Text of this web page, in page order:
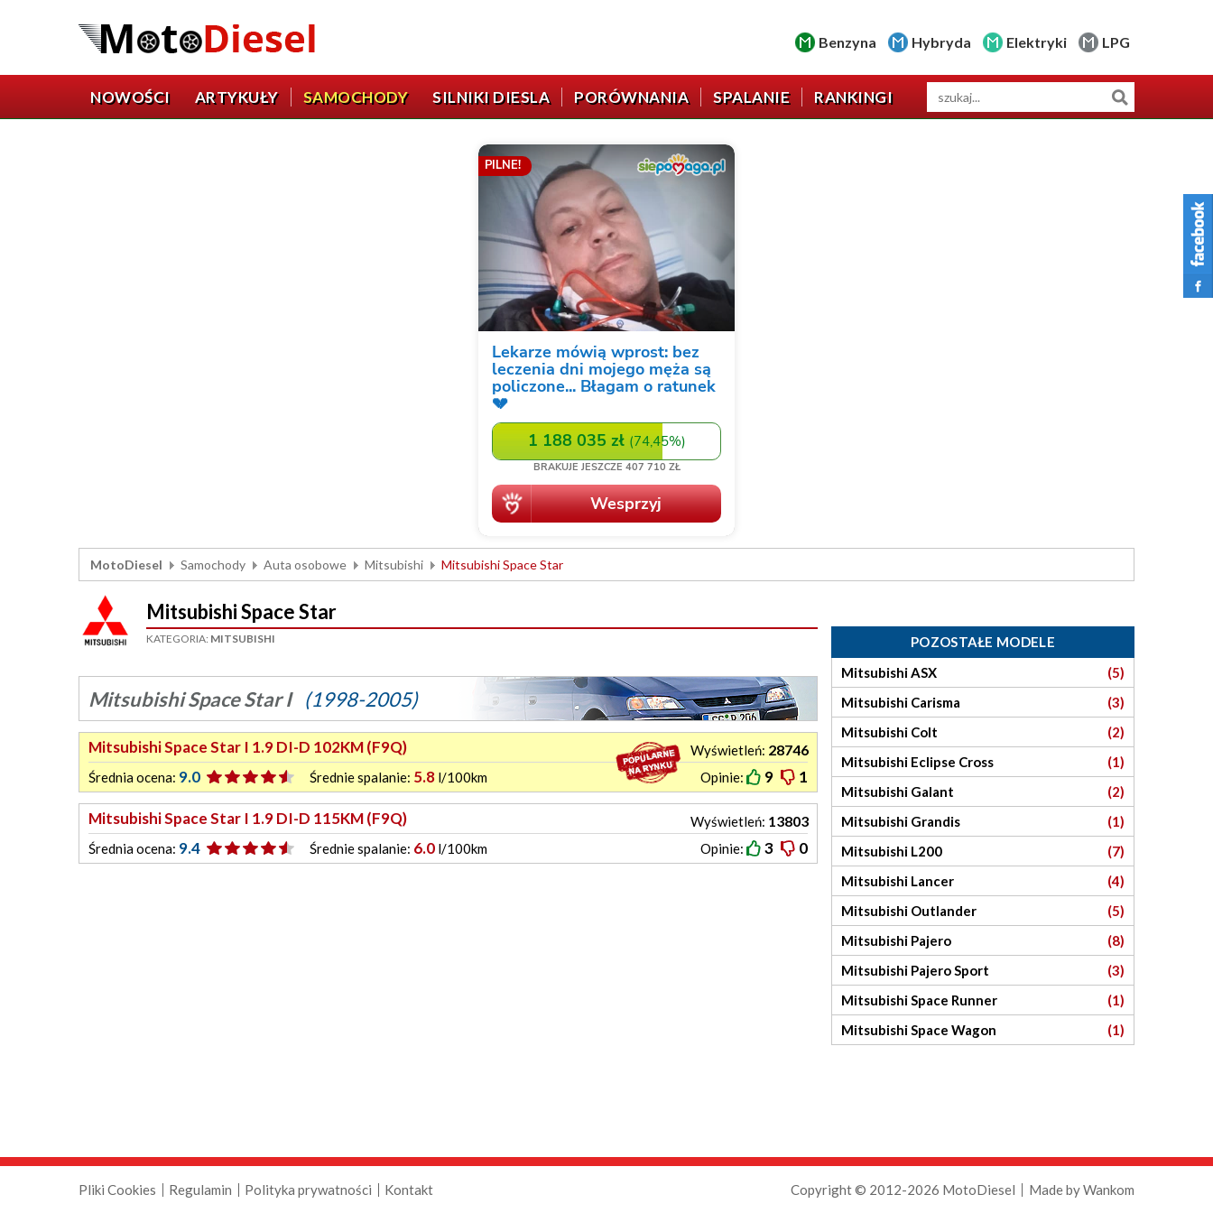
Benzyna Hybryda Elektryki LPG
NOWOŚCI ARTYKUŁY SAMOCHODY SILNIKI DIESLA PORÓWNANIA SPALANIE RANKINGI
MotoDiesel Samochody Auta osobowe Mitsubishi Mitsubishi Space Star
Mitsubishi Space Star
KATEGORIA: MITSUBISHI
Mitsubishi Space Star I (1998-2005)
Mitsubishi Space Star I 1.9 DI-D 102KM (F9Q)
Średnia ocena: 9.0 Średnie spalanie: 5.8 l/100km Opinie: 9 1
Wyświetleń: 28746
Mitsubishi Space Star I 1.9 DI-D 115KM (F9Q)
Średnia ocena: 9.4 Średnie spalanie: 6.0 l/100km Opinie: 3 0
Wyświetleń: 13803
POZOSTAŁE MODELE
Mitsubishi ASX
(5)
Mitsubishi Carisma
(3)
Mitsubishi Colt
(2)
Mitsubishi Eclipse Cross
(1)
Mitsubishi Galant
(2)
Mitsubishi Grandis
(1)
Mitsubishi L200
(7)
Mitsubishi Lancer
(4)
Mitsubishi Outlander
(5)
Mitsubishi Pajero
(8)
Mitsubishi Pajero Sport
(3)
Mitsubishi Space Runner
(1)
Mitsubishi Space Wagon
(1)
Pliki Cookies Regulamin Polityka prywatności Kontakt Copyright © 2012-2026 MotoDiesel Made byWankom